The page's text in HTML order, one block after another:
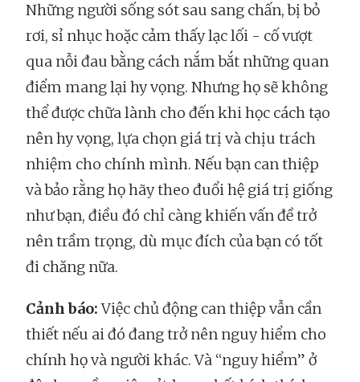
Những người sống sót sau sang chấn, bị bỏ
rơi, sỉ nhục hoặc cảm thấy lạc lối - cố vượt
qua nỗi đau bằng cách nắm bắt những quan
điểm mang lại hy vọng. Nhưng họ sẽ không
thể được chữa lành cho đến khi học cách tạo
nên hy vọng, lựa chọn giá trị và chịu trách
nhiệm cho chính mình. Nếu bạn can thiệp
và bảo rằng họ hãy theo đuổi hệ giá trị giống
như bạn, điều đó chỉ càng khiến vấn đề trở
nên trầm trọng, dù mục đích của bạn có tốt
đi chăng nữa.
Cảnh báo:Việc chủ động can thiệp vẫn cần
thiết nếu ai đó đang trở nên nguy hiểm cho
chính họ và người khác. Và “nguy hiểm” ở